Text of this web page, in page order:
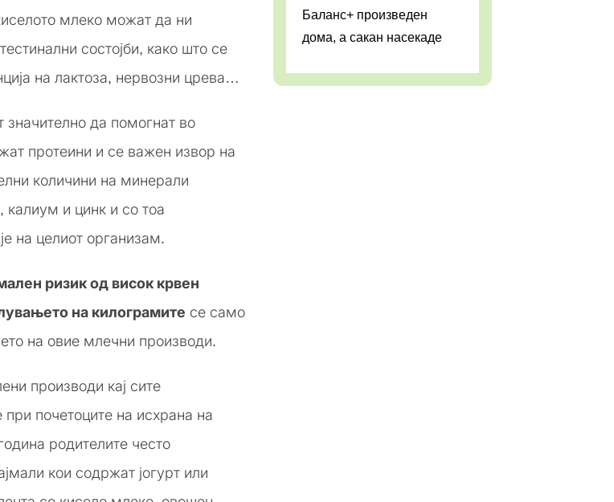
млеко можат да ни
состојби, како што се
на лактоза, нервозни црева…
да помогнат во
протеини и се важен извор на
количини на минерали
и цинк и со тоа
на целиот организам.
ризик од висок крвен
на килограмите се само
на овие млечни производи.
производи кај сите
почетоците на исхрана на
родителите често
кои содржат јогурт или
Баланс+ произведен
дома, а сакан насекаде